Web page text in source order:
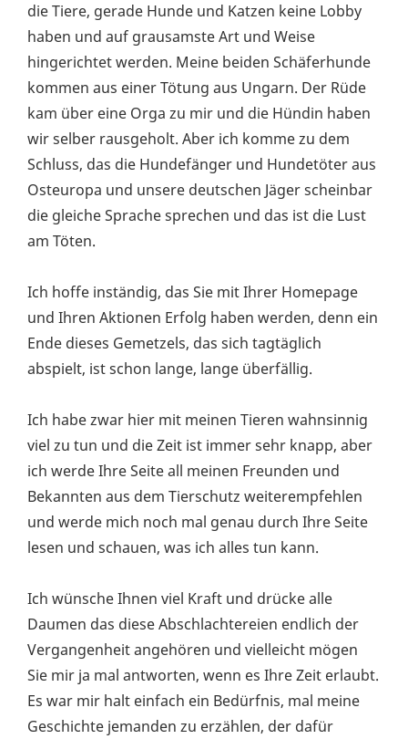
die Tiere, gerade Hunde und Katzen keine Lobby
haben und auf grausamste Art und Weise
hingerichtet werden. Meine beiden Schäferhunde
kommen aus einer Tötung aus Ungarn. Der Rüde
kam über eine Orga zu mir und die Hündin haben
wir selber rausgeholt. Aber ich komme zu dem
Schluss, das die Hundefänger und Hundetöter aus
Osteuropa und unsere deutschen Jäger scheinbar
die gleiche Sprache sprechen und das ist die Lust
am Töten.
Ich hoffe inständig, das Sie mit Ihrer Homepage
und Ihren Aktionen Erfolg haben werden, denn ein
Ende dieses Gemetzels, das sich tagtäglich
abspielt, ist schon lange, lange überfällig.
Ich habe zwar hier mit meinen Tieren wahnsinnig
viel zu tun und die Zeit ist immer sehr knapp, aber
ich werde Ihre Seite all meinen Freunden und
Bekannten aus dem Tierschutz weiterempfehlen
und werde mich noch mal genau durch Ihre Seite
lesen und schauen, was ich alles tun kann.
Ich wünsche Ihnen viel Kraft und drücke alle
Daumen das diese Abschlachtereien endlich der
Vergangenheit angehören und vielleicht mögen
Sie mir ja mal antworten, wenn es Ihre Zeit erlaubt.
Es war mir halt einfach ein Bedürfnis, mal meine
Geschichte jemanden zu erzählen, der dafür